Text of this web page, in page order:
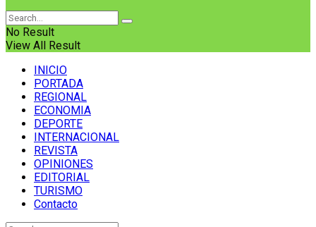
No Result
View All Result
INICIO
PORTADA
REGIONAL
ECONOMIA
DEPORTE
INTERNACIONAL
REVISTA
OPINIONES
EDITORIAL
TURISMO
Contacto